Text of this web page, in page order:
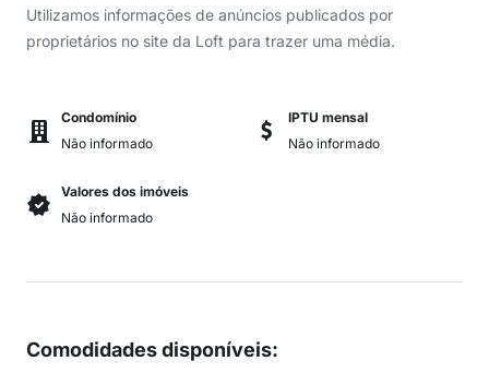
Utilizamos informações de anúncios publicados por
proprietários no site da Loft para trazer uma média.
Condomínio
Não informado
IPTU mensal
Não informado
Valores dos imóveis
Não informado
Comodidades disponíveis: